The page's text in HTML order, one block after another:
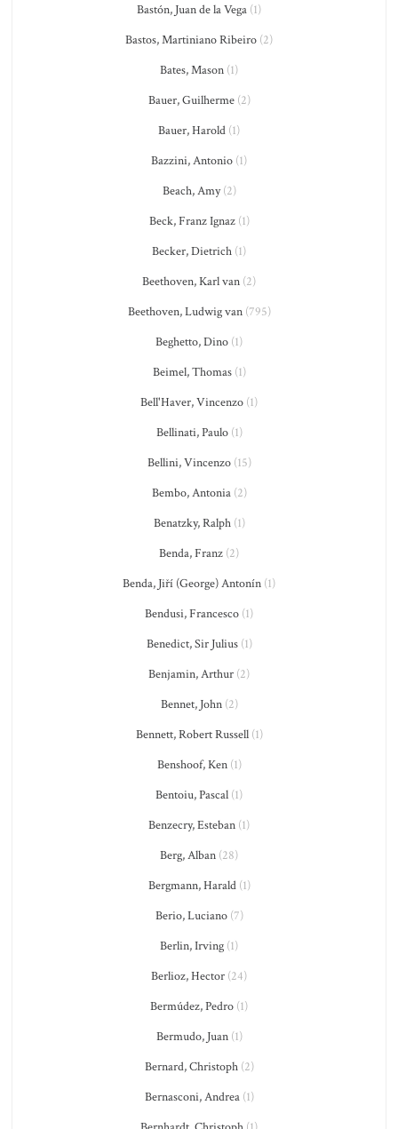
Bastón, Juan de la Vega (1)
Bastos, Martiniano Ribeiro (2)
Bates, Mason (1)
Bauer, Guilherme(2)
Bauer, Harold (1)
Bazzini, Antonio (1)
Beach, Amy(2)
Beck, Franz Ignaz(1)
Becker, Dietrich (1)
Beethoven, Karl van (2)
Beethoven, Ludwig van(795)
Beghetto, Dino (1)
Beimel, Thomas(1)
Bell'Haver, Vincenzo (1)
Bellinati, Paulo(1)
Bellini, Vincenzo(15)
Bembo, Antonia(2)
Benatzky, Ralph(1)
Benda, Franz (2)
Benda, Jiří (George) Antonín (1)
Bendusi, Francesco (1)
Benedict, Sir Julius(1)
Benjamin, Arthur (2)
Bennet, John(2)
Bennett, Robert Russell(1)
Benshoof, Ken(1)
Bentoiu, Pascal (1)
Benzecry, Esteban (1)
Berg, Alban (28)
Bergmann, Harald(1)
Berio, Luciano(7)
Berlin, Irving (1)
Berlioz, Hector (24)
Bermúdez, Pedro (1)
Bermudo, Juan(1)
Bernard, Christoph(2)
Bernasconi, Andrea(1)